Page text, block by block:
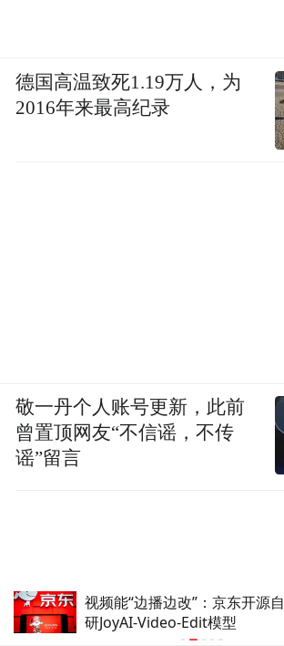
视频能“边播边改”：京东开源自
研JoyAI-Video-Edit模型
德国高温致死1.19万人，为
2016年来最高纪录
敬一丹个人账号更新，此前
曾置顶网友“不信谣，不传
谣”留言